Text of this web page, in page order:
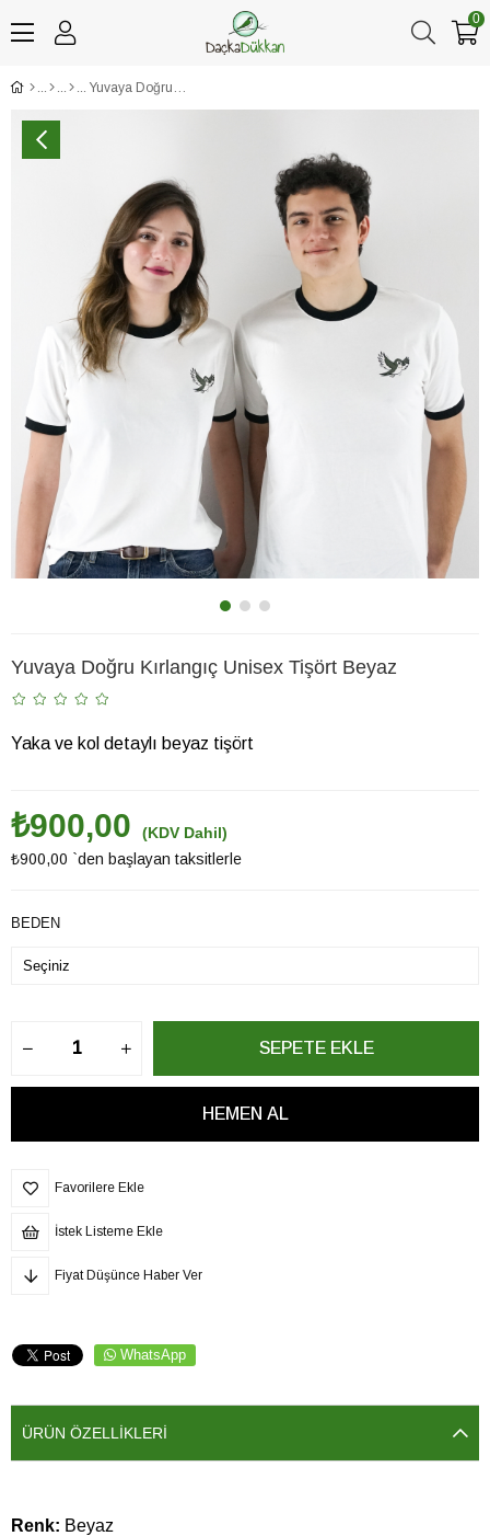
0
Yuvaya Doğru Kırlangıç Unisex Tişört Beyaz
Yuvaya Doğru Kırlangıç Unisex Tişört Beyaz
Yaka ve kol detaylı beyaz tişört
₺900,00
(KDV Dahil)
₺900,00 `den başlayan taksitlerle
BEDEN
Favorilere Ekle
İstek Listeme Ekle
Fiyat Düşünce Haber Ver
WhatsApp
ÜRÜN ÖZELLIKLERI
Renk: Beyaz